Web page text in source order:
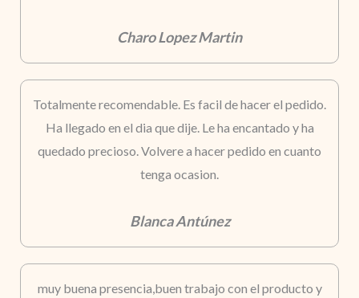
Charo Lopez Martin
Totalmente recomendable. Es facil de hacer el pedido.
Ha llegado en el dia que dije. Le ha encantado y ha
quedado precioso. Volvere a hacer pedido en cuanto
tenga ocasion.
Blanca Antúnez
muy buena presencia,buen trabajo con el producto y